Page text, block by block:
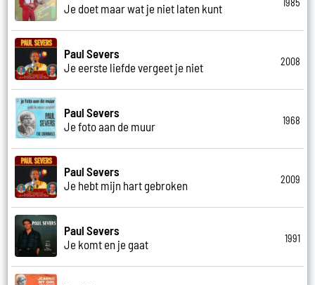
Je doet maar wat je niet laten kunt
Paul Severs
Je eerste liefde vergeet je niet
2008
Paul Severs
Je foto aan de muur
1968
Paul Severs
Je hebt mijn hart gebroken
2009
Paul Severs
Je komt en je gaat
1991